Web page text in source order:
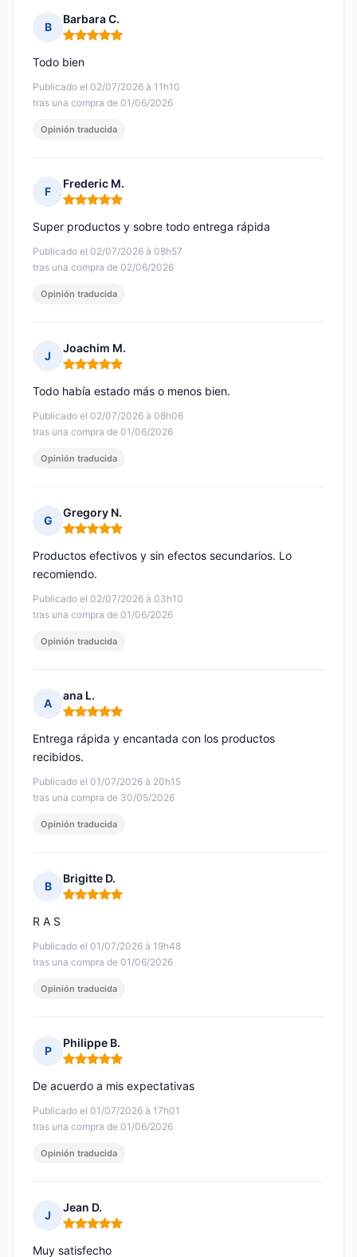
B
Barbara C.
Nota: 5 de 5
Publicado el 02/07/2026 à 11h10
tras una compra de 01/06/2026
Todo bien
Opinión traducida
F
Frederic M.
Nota: 5 de 5
Publicado el 02/07/2026 à 08h57
tras una compra de 02/06/2026
Super productos y sobre todo entrega rápida
Opinión traducida
J
Joachim M.
Nota: 5 de 5
Publicado el 02/07/2026 à 08h06
tras una compra de 01/06/2026
Todo había estado más o menos bien.
Opinión traducida
G
Gregory N.
Nota: 5 de 5
Publicado el 02/07/2026 à 03h10
tras una compra de 01/06/2026
Productos efectivos y sin efectos secundarios. Lo
recomiendo.
Opinión traducida
A
ana L.
Nota: 5 de 5
Publicado el 01/07/2026 à 20h15
tras una compra de 30/05/2026
Entrega rápida y encantada con los productos
recibidos.
Opinión traducida
B
Brigitte D.
Nota: 5 de 5
Publicado el 01/07/2026 à 19h48
tras una compra de 01/06/2026
R A S
Opinión traducida
P
Philippe B.
Nota: 5 de 5
Publicado el 01/07/2026 à 17h01
tras una compra de 01/06/2026
De acuerdo a mis expectativas
Opinión traducida
J
Jean D.
Nota: 5 de 5
Muy satisfecho